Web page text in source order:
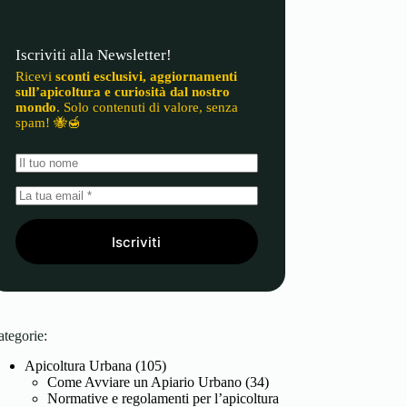
Iscriviti alla Newsletter!
Ricevisconti esclusivi, aggiornamenti
sull’apicoltura e curiosità dal nostro
mondo. Solo contenuti di valore, senza
spam! 🐝🍯
Iscriviti
Apicoltura Urbana (105)
Come Avviare un Apiario Urbano (34)
Normative e regolamenti per l’apicoltura